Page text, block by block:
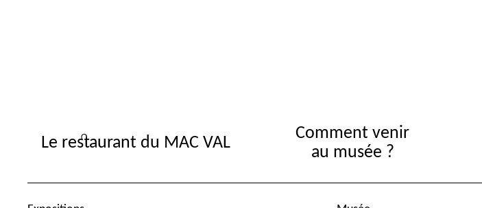
Le restaurant du MAC VAL
Comment venir
au musée ?